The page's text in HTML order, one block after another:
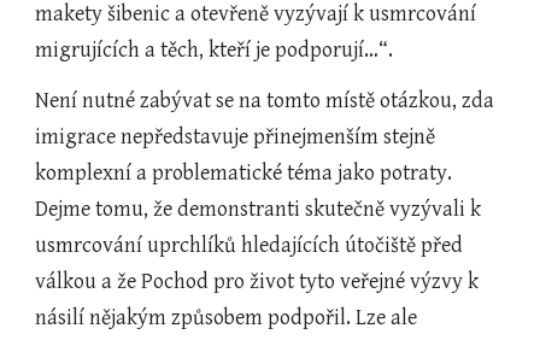
makety šibenic a otevřeně vyzývají k usmrcování
migrujících a těch, kteří je podporují…“.
Není nutné zabývat se na tomto místě otázkou, zda
imigrace nepředstavuje přinejmenším stejně
komplexní a problematické téma jako potraty.
Dejme tomu, že demonstranti skutečně vyzývali k
usmrcování uprchlíků hledajících útočiště před
válkou a že Pochod pro život tyto veřejné výzvy k
násilí nějakým způsobem podpořil. Lze ale